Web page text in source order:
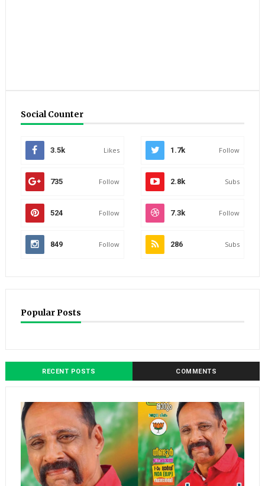
Social Counter
3.5k Likes 1.7k Follow
735 Follow 2.8k Subs
524 Follow 7.3k Follow
849 Follow 286 Subs
Popular Posts
RECENT POSTS COMMENTS